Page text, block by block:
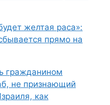
желтая раса»:
прямо на
гражданином
не признающий
как